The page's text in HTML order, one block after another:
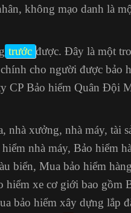
không mạo danh là
trước được. Đây là một
cho người được bảo
CP Bảo hiểm Quân Đội
nhà xưởng, nhà máy, tài
nhà máy, Bảo hiểm
biển, Mua bảo hiểm hàng
hiểm xe cơ giới bao gồm
bảo hiểm xây dựng lắp